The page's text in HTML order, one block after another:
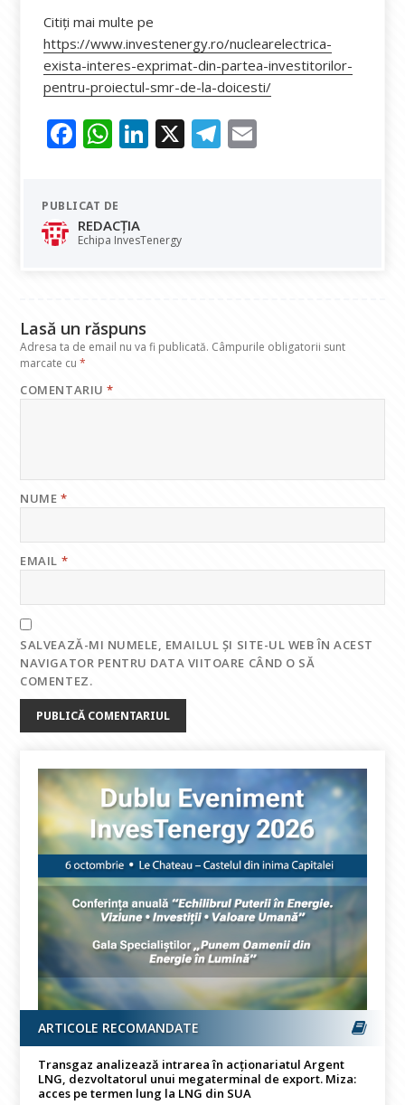
Citiți mai multe pe
https://www.investenergy.ro/nuclearelectrica-
exista-interes-exprimat-din-partea-investitorilor-
pentru-proiectul-smr-de-la-doicesti/
F
ac
b
o
W
h
s
A
Li
n
dI
X T
el
PUBLICAT DE
REDACȚIA
Echipa InvesTenergy
Lasă un răspuns
Adresa ta de email nu va fi publicată. Câmpurile obligatorii sunt
marcate cu*
COMENTARIU*
NUME*
EMAIL *
SALVEAZĂ-MI NUMELE, EMAILUL ȘI SITE-UL WEB ÎN ACEST
NAVIGATOR PENTRU DATA VIITOARE CÂND O SĂ
COMENTEZ.
ARTICOLE RECOMANDATE
Transgaz analizează intrarea în acționariatul Argent
LNG, dezvoltatorul unui megaterminal de export. Miza:
acces pe termen lung la LNG din SUA